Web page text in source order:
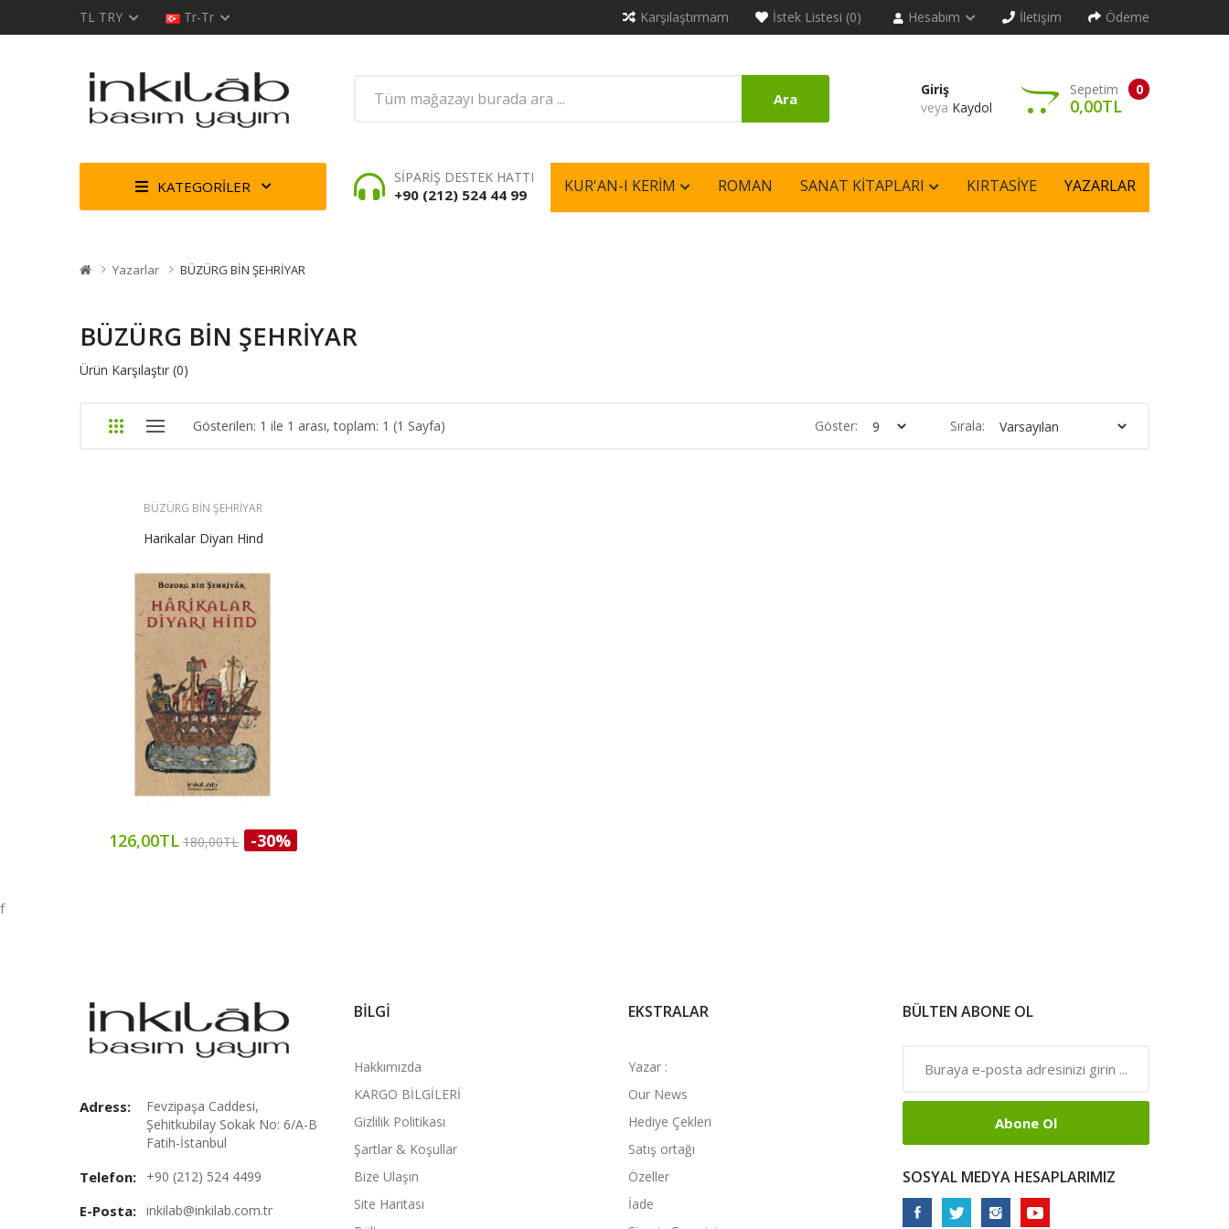
TL TRY Tr-Tr Karşılaştırmam İstek Listesi (0) Hesabım İletişim Ödeme
Giriş
veya Kaydol
0
Sepetim
0,00TL
Ara
KATEGORİLER
SİPARİŞ DESTEK HATTI
+90 (212) 524 44 99 KUR'AN-I KERIM ROMAN SANAT KITAPLARI KIRTASIYE YAZARLAR
Yazarlar BÜZÜRG BİN ŞEHRİYAR
BÜZÜRG BİN ŞEHRİYAR
Ürün Karşılaştır (0)
Gösterilen: 1 ile 1 arası, toplam: 1 (1 Sayfa) Sırala:
Göster:
BÜZÜRG BİN ŞEHRİYAR
Harikalar Diyarı Hind
126,00TL 180,00TL -30%
f
Adress:
Fevzipaşa Caddesi,
Şehitkubilay Sokak No: 6/A-B
Fatih-İstanbul
Telefon: +90 (212) 524 4499
E-Posta: inkilab@inkilab.com.tr
BILGI
Hakkımızda
KARGO BİLGİLERİ
Gizlilik Politikası
Şartlar & Koşullar
Bize Ulaşın
Site Haritası
EKSTRALAR
Yazar :
Our News
Hediye Çekleri
Satış ortağı
Özeller
İade
BÜLTEN ABONE OL
Abone Ol
SOSYAL MEDYA HESAPLARIMIZ